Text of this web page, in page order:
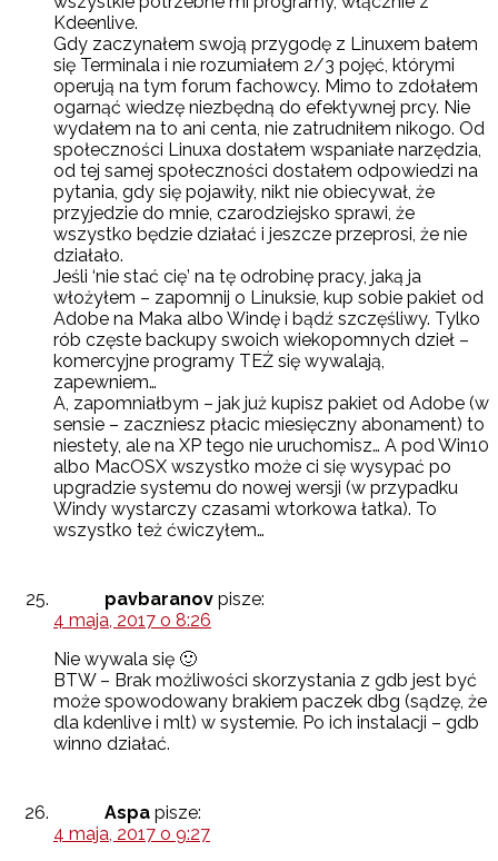
Kdeenlive.
Gdy zaczynałem swoją przygodę z Linuxem bałem
się Terminala i nie rozumiałem 2/3 pojęć, którymi
operują na tym forum fachowcy. Mimo to zdołałem
ogarnąć wiedzę niezbędną do efektywnej prcy. Nie
wydałem na to ani centa, nie zatrudniłem nikogo. Od
społeczności Linuxa dostałem wspaniałe narzędzia,
od tej samej społeczności dostałem odpowiedzi na
pytania, gdy się pojawiły, nikt nie obiecywał, że
przyjedzie do mnie, czarodziejsko sprawi, że
wszystko będzie działać i jeszcze przeprosi, że nie
działało.
Jeśli ‘nie stać cię’ na tę odrobinę pracy, jaką ja
włożyłem – zapomnij o Linuksie, kup sobie pakiet od
Adobe na Maka albo Windę i bądź szczęśliwy. Tylko
rób częste backupy swoich wiekopomnych dzieł –
komercyjne programy TEŻ się wywalają,
zapewniem…
A, zapomniałbym – jak już kupisz pakiet od Adobe (w
sensie – zaczniesz płacic miesięczny abonament) to
niestety, ale na XP tego nie uruchomisz… A pod Win10
albo MacOSX wszystko może ci się wysypać po
upgradzie systemu do nowej wersji (w przypadku
Windy wystarczy czasami wtorkowa łatka). To
wszystko też ćwiczyłem…
pavbaranov pisze:
4 maja, 2017 o 8:26
Nie wywala się 🙂
BTW – Brak możliwości skorzystania z gdb jest być
może spowodowany brakiem paczek dbg (sądzę, że
dla kdenlive i mlt) w systemie. Po ich instalacji – gdb
winno działać.
Aspa pisze:
4 maja, 2017 o 9:27